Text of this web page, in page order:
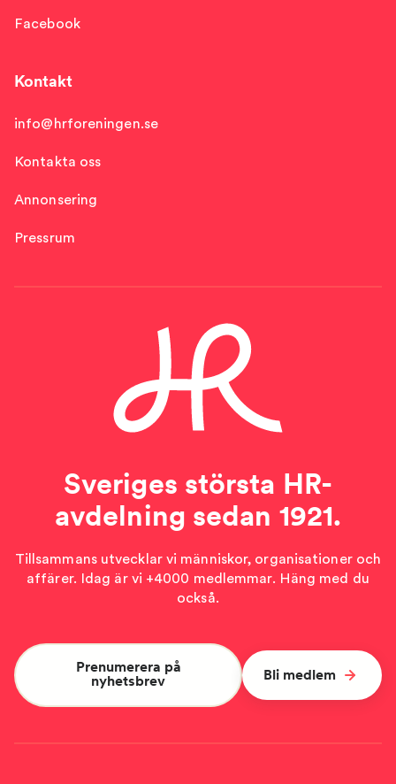
Facebook
Kontakt
info@hrforeningen.se
Kontakta oss
Annonsering
Pressrum
Sveriges största HR-
avdelning sedan 1921.
Tillsammans utvecklar vi människor, organisationer och
affärer. Idag är vi +4000 medlemmar. Häng med du
också.
Prenumerera på
nyhetsbrev
Bli medlem